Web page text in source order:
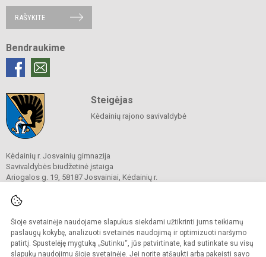
Šioje svetainėje naudojame slapukus siekdami užtikrinti jums teikiamų
paslaugų kokybę, analizuoti svetainės naudojimą ir optimizuoti naršymo
patirtį. Spustelėję mygtuką „Sutinku“, jūs patvirtinate, kad sutinkate su visų
slapukų naudojimu šioje svetainėje. Jei norite atšaukti arba pakeisti savo
RAŠYKITE
Bendraukime
Steigėjas
Kėdainių rajono savivaldybė
Kėdainių r. Josvainių gimnazija
Savivaldybės biudžetinė įstaiga
Ariogalos g. 19, 58187 Josvainiai, Kėdainių r.
El. p.
Duomenys kaupiami ir saugomi
Juridinių asmenų registre
Įmonės kodas 191018728